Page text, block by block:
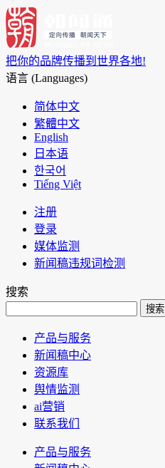
把你的品牌传播到世界各地!
语言 (Languages)
简体中文
繁體中文
English
日本语
한국어
Tiếng Việt
注册
登录
媒体监测
新闻稿违规词检测
搜索
搜索
产品与服务
新闻稿中心
资源库
舆情监测
ai营销
联系我们
产品与服务